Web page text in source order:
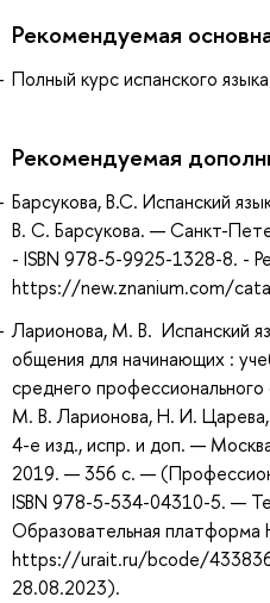
Рекомендуемая
Полный курс испанского
Рекомендуемая
Барсукова, В.С. Испанский
В. С. Барсукова. — Санкт-
- ISBN 978-5-9925-1328-8. -
https://new.znanium.com/
Ларионова, М. В. Испанский
общения для начинающих :
среднего
М. В. Ларионова, Н. И.
4-е изд., испр. и доп. —
2019. — 356 с. —
ISBN 978-5-534-04310-5. —
Образовательная
https://urait.ru/bcode/
28.08.2023).